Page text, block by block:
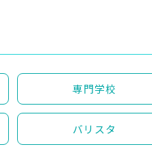
専門学校
バリスタ